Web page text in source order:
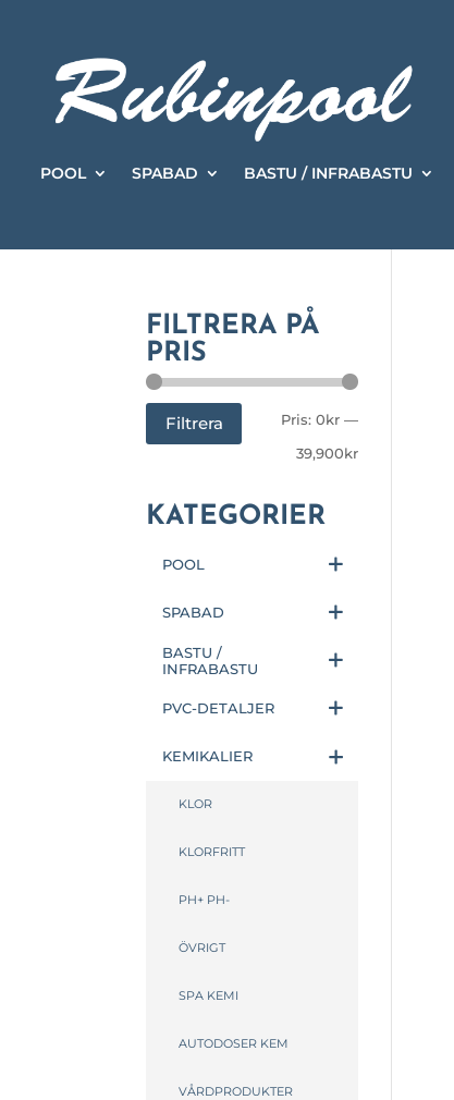
POOL SPABAD BASTU / INFRABASTU
FILTRERA PÅ
PRIS
Min
pris
Max
pris
Filtrera Pris: 0kr—
39,900kr
KATEGORIER
POOL
SPABAD
BASTU /
INFRABASTU
PVC-DETALJER
KEMIKALIER
KLOR
KLORFRITT
PH+ PH-
ÖVRIGT
SPA KEMI
AUTODOSER KEM
VÅRDPRODUKTER